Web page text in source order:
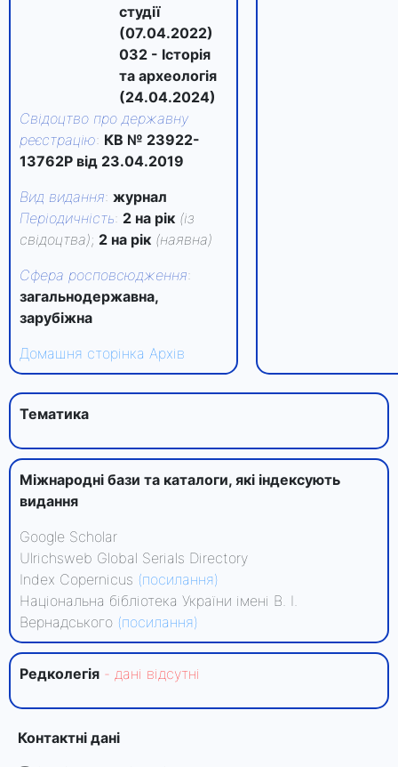
студії
(07.04.2022)
032 - Історія
та археологія
(24.04.2024)
Свідоцтво про державну
реєстрацію: КВ № 23922-
13762Р від 23.04.2019
Вид видання: журнал
Періодичність: 2 на рік (із
свідоцтва); 2 на рік (наявна)
Сфера росповсюдження:
загальнодержавна,
зарубіжна
Домашня сторінка Архів
Тематика
Міжнародні бази та каталоги, які індексують
видання
Google Scholar
Ulrichsweb Global Serials Directory
Index Copernicus (посилання)
Національна бібліотека України імені В. І.
Вернадського (посилання)
Редколегiя - данi вiдсутнi
Контактні дані